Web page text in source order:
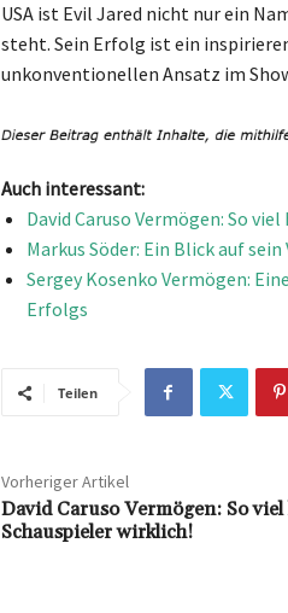
USA ist Evil Jared nicht nur ein
steht. Sein Erfolg ist ein
unkonventionellen Ansatz im
Auch interessant:
David Caruso Vermögen: So
Markus Söder: Ein Blick auf
Sergey Kosenko Vermögen:
Erfolgs
Teilen
Vorheriger Artikel
David Caruso Vermögen: So viel
Schauspieler wirklich!